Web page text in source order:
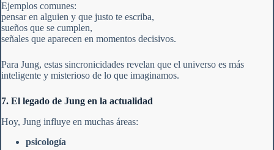
Ejemplos comunes:
pensar en alguien y que justo te escriba,
sueños que se cumplen,
señales que aparecen en momentos decisivos.
Para Jung, estas sincronicidades revelan que el universo es más
inteligente y misterioso de lo que imaginamos.
7. El legado de Jung en la actualidad
Hoy, Jung influye en muchas áreas:
psicología